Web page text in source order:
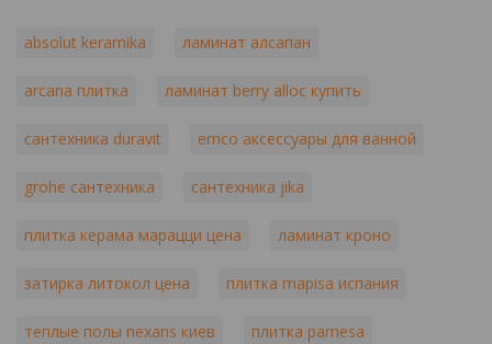
absolut keramika ламинат алсапан
arcana плитка ламинат berry alloc купить
сантехника duravit emco аксессуары для ванной
grohe сантехника сантехника jika
плитка керама марацци цена ламинат кроно
затирка литокол цена плитка mapisa испания
теплые полы nexans киев плитка pamesa